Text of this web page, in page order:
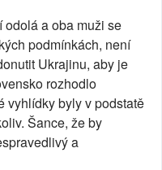
a oba muži se
podmínkách, není
Ukrajinu, aby je
rozhodlo
vyhlídky byly v podstatě
Šance, že by
a